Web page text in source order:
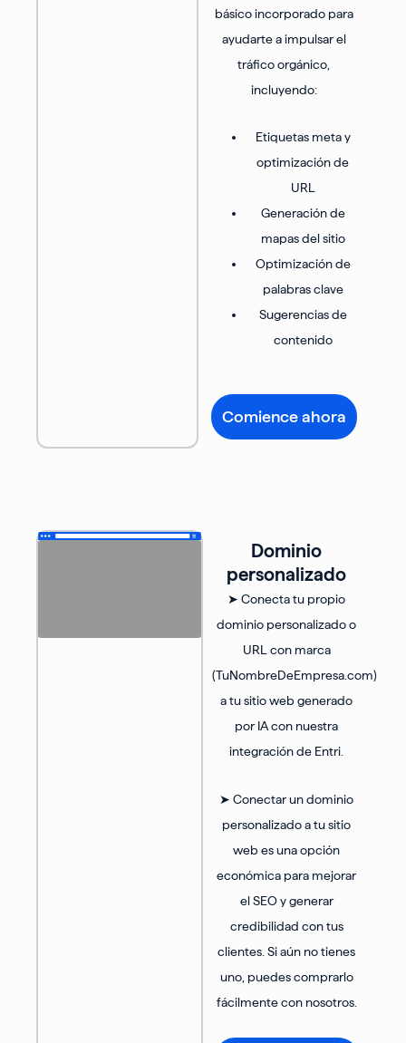
básico incorporado para
ayudarte a impulsar el
tráfico orgánico,
incluyendo:
Etiquetas meta y
optimización de
URL
Generación de
mapas del sitio
Optimización de
palabras clave
Sugerencias de
contenido
Comience ahora
Dominio
personalizado
➤ Conecta tu propio
dominio personalizado o
URL con marca
(TuNombreDeEmpresa.com)
a tu sitio web generado
por IA con nuestra
integración de Entri.
➤ Conectar un dominio
personalizado a tu sitio
web es una opción
económica para mejorar
el SEO y generar
credibilidad con tus
clientes. Si aún no tienes
uno, puedes comprarlo
fácilmente con nosotros.